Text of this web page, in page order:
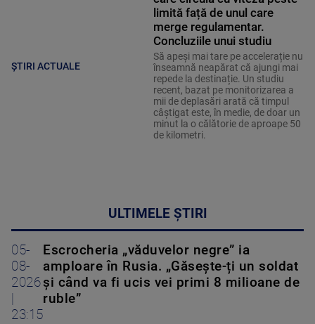
ȘTIRI ACTUALE
limită față de unul care
merge regulamentar.
Concluziile unui studiu
Să apeși mai tare pe accelerație nu
înseamnă neapărat că ajungi mai
repede la destinație. Un studiu
recent, bazat pe monitorizarea a
mii de deplasări arată că timpul
câștigat este, în medie, de doar un
minut la o călătorie de aproape 50
de kilometri.
ULTIMELE ȘTIRI
05-
08-
2026
23:15
Escrocheria „văduvelor negre” ia
amploare în Rusia. „Găsește-ți un soldat
și când va fi ucis vei primi 8 milioane de
ruble”